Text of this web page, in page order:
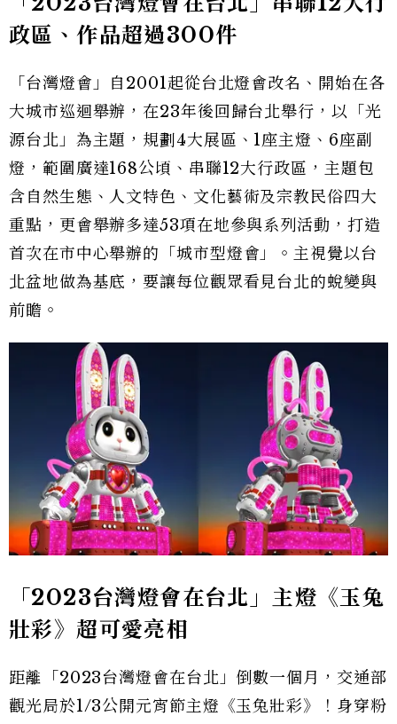
政區、作品超過300件
「台灣燈會」自2001起從台北燈會改名、開始在各
大城市巡迴舉辦，在23年後回歸台北舉行，以「光
源台北」為主題，規劃4大展區、1座主燈、6座副
燈，範圍廣達168公頃、串聯12大行政區，主題包
含自然生態、人文特色、文化藝術及宗教民俗四大
重點，更會舉辦多達53項在地參與系列活動，打造
首次在市中心舉辦的「城市型燈會」。主視覺以台
北盆地做為基底，要讓每位觀眾看見台北的蛻變與
前瞻。
「2023台灣燈會在台北」主燈《玉兔
壯彩》超可愛亮相
距離「2023台灣燈會在台北」倒數一個月，交通部
觀光局於1/3公開元宵節主燈《玉兔壯彩》！身穿粉